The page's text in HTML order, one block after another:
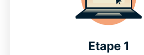
Etape 1